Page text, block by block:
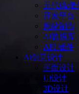
无代码/低
开发平台
网站制作
AI数据库
API 插件
Ai创意设计
平面设计
Ui设计
3D设计